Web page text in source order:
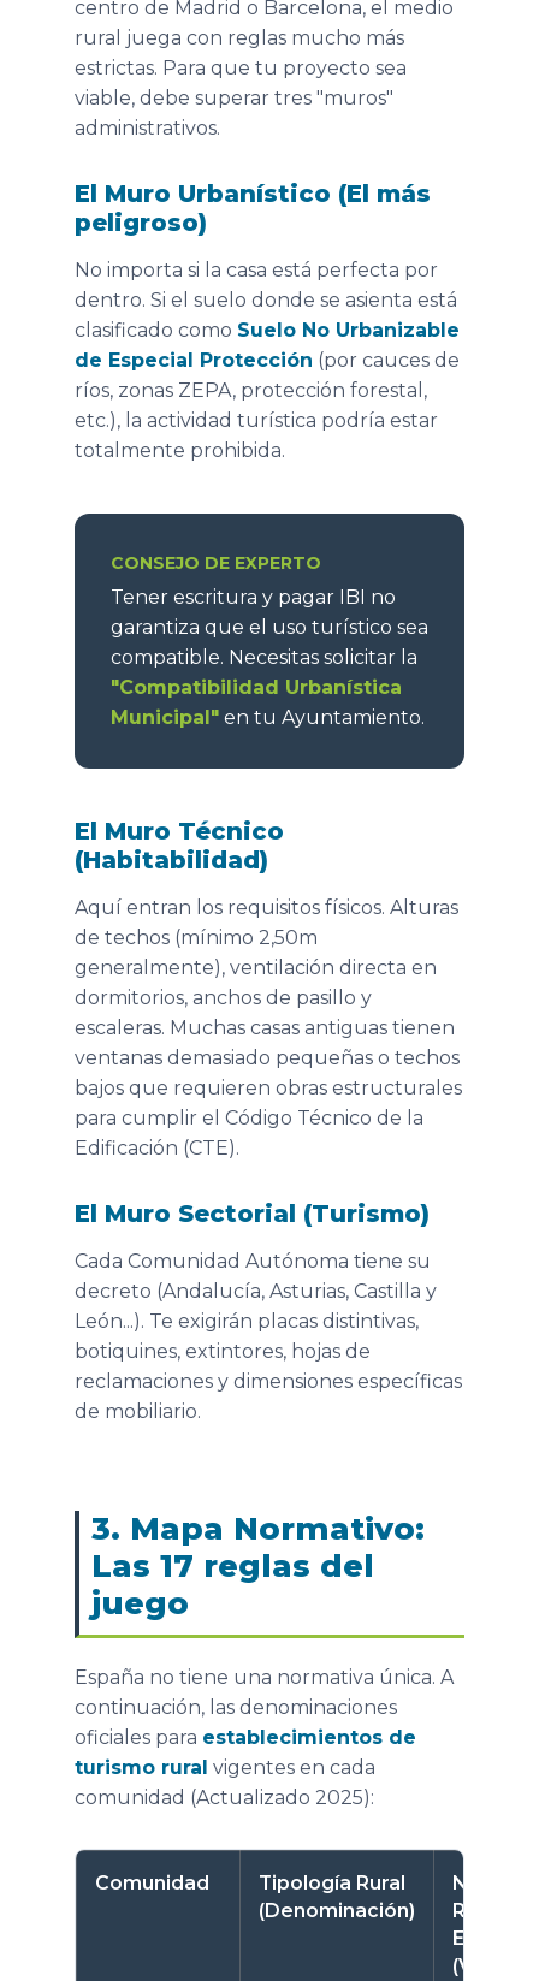
centro de Madrid o Barcelona, el medio
rural juega con reglas mucho más
estrictas. Para que tu proyecto sea
viable, debe superar tres "muros"
administrativos.
El Muro Urbanístico (El más
peligroso)
No importa si la casa está perfecta por
dentro. Si el suelo donde se asienta está
clasificado como Suelo No Urbanizable
de Especial Protección (por cauces de
ríos, zonas ZEPA, protección forestal,
etc.), la actividad turística podría estar
totalmente prohibida.
CONSEJO DE EXPERTO
Tener escritura y pagar IBI no
garantiza que el uso turístico sea
compatible. Necesitas solicitar la
"Compatibilidad Urbanística
Municipal" en tu Ayuntamiento.
El Muro Técnico
(Habitabilidad)
Aquí entran los requisitos físicos. Alturas
de techos (mínimo 2,50m
generalmente), ventilación directa en
dormitorios, anchos de pasillo y
escaleras. Muchas casas antiguas tienen
ventanas demasiado pequeñas o techos
bajos que requieren obras estructurales
para cumplir el Código Técnico de la
Edificación (CTE).
El Muro Sectorial (Turismo)
Cada Comunidad Autónoma tiene su
decreto (Andalucía, Asturias, Castilla y
León...). Te exigirán placas distintivas,
botiquines, extintores, hojas de
reclamaciones y dimensiones específicas
de mobiliario.
3. Mapa Normativo:
Las 17 reglas del
juego
España no tiene una normativa única. A
continuación, las denominaciones
oficiales para establecimientos de
turismo rural vigentes en cada
comunidad (Actualizado 2025):
Comunidad
Tipología Rural
(Denominación)
Rural
(Vigente